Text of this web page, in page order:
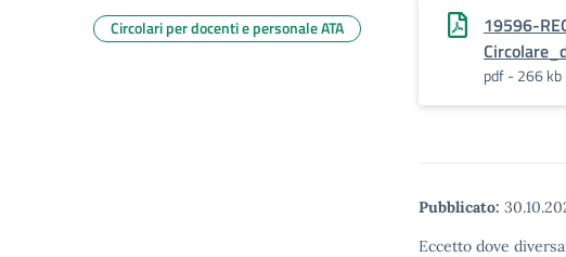
19596-
pdf - 266 kb
Pubblicato:
Eccetto dove
Circolari per docenti e personale ATA